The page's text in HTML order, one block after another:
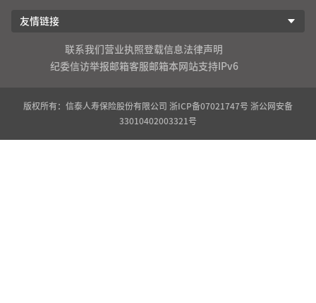
友情链接
联系我们 营业执照登载信息法律声明
纪委信访举报邮箱客服邮箱本网站支持IPv6
版权所有：信泰人寿保险股份有限公司 浙ICP备07021747号 浙公网安备
33010402003321号